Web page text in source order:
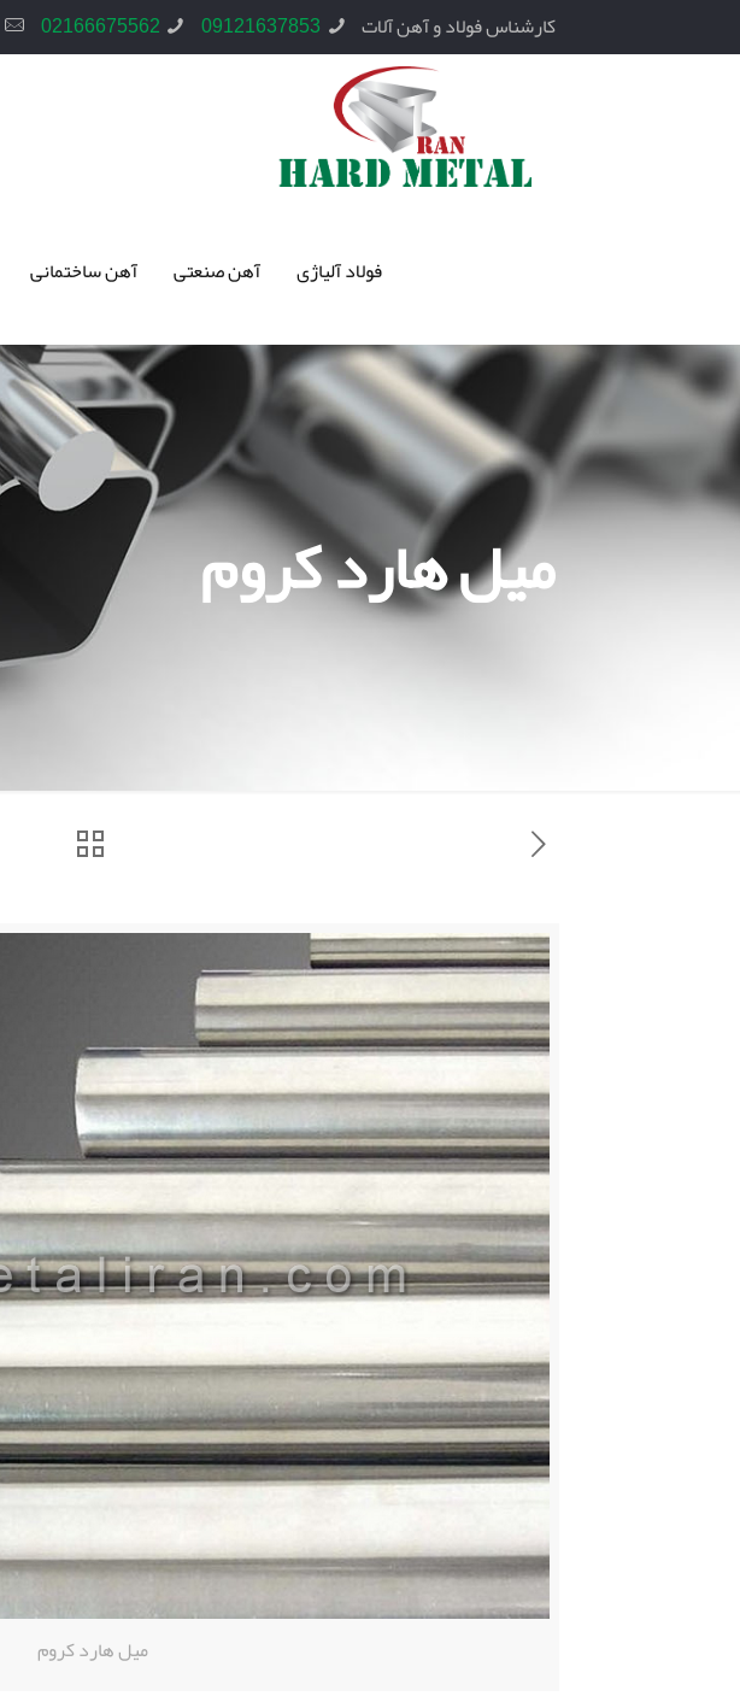
کارشناس فولاد و آهن آلات 09121637853
02166675562
فولاد آلیاژی آهن صنعتی آهن ساختمانی
میل هارد کروم
میل هارد کروم